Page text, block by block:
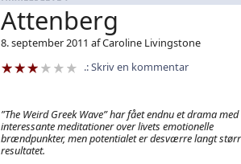
Attenberg
8. september 2011 af Caroline Livingstone
Skriv en kommentar
”The Weird Greek Wave” har fået endnu et drama med
interessante meditationer over livets emotionelle
brændpunkter, men potentialet er desværre langt
resultatet.